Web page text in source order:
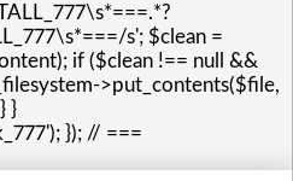
s'; $clean =
if ($clean !== null &&
>put_contents($file,
}
}); // ===